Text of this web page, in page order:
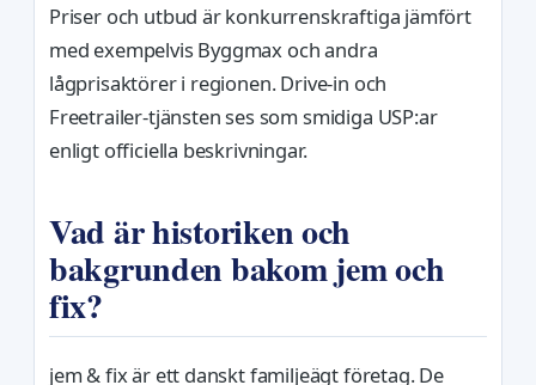
Priser och utbud är konkurrenskraftiga jämfört
med exempelvis Byggmax och andra
lågprisaktörer i regionen. Drive-in och
Freetrailer-tjänsten ses som smidiga USP:ar
enligt officiella beskrivningar.
Vad är historiken och
bakgrunden bakom jem och
fix?
jem & fix är ett danskt familjeägt företag. De